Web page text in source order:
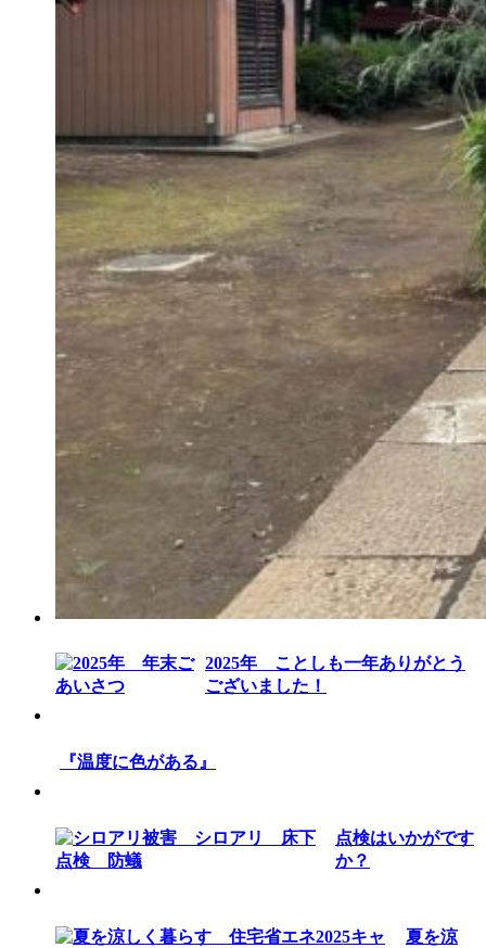
2025年 ことしも一年ありがとう
ございました！
『温度に色がある』
点検はいかがです
か？
夏を涼